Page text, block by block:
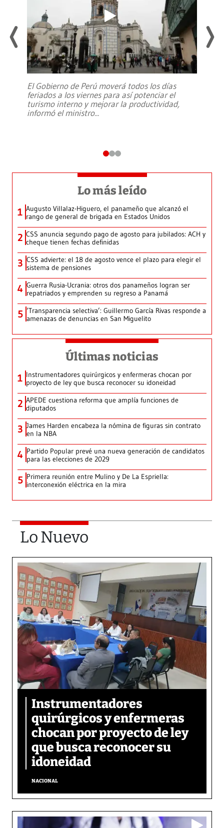
El Gobierno de Perú moverá todos los días
feriados a los viernes para así potenciar el
turismo interno y mejorar la productividad,
informó el ministro...
Lo más leído
1 Augusto Villalaz-Higuero, el panameño que alcanzó el
rango de general de brigada en Estados Unidos
2 CSS anuncia segundo pago de agosto para jubilados: ACH y
cheque tienen fechas definidas
3 CSS advierte: el 18 de agosto vence el plazo para elegir el
sistema de pensiones
4 Guerra Rusia-Ucrania: otros dos panameños logran ser
repatriados y emprenden su regreso a Panamá
5 ‘Transparencia selectiva’: Guillermo García Rivas responde a
amenazas de denuncias en San Miguelito
Últimas noticias
1 Instrumentadores quirúrgicos y enfermeras chocan por
proyecto de ley que busca reconocer su idoneidad
2 APEDE cuestiona reforma que amplía funciones de
diputados
3 James Harden encabeza la nómina de figuras sin contrato
en la NBA
4 Partido Popular prevé una nueva generación de candidatos
para las elecciones de 2029
5 Primera reunión entre Mulino y De La Espriella:
interconexión eléctrica en la mira
Lo Nuevo
Instrumentadores
quirúrgicos y enfermeras
chocan por proyecto de ley
que busca reconocer su
idoneidad
NACIONAL